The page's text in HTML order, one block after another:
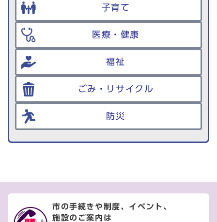
子育て
医療・健康
福祉
ごみ・リサイクル
防災
市の手続きや制度、イベント、
施設のご案内は